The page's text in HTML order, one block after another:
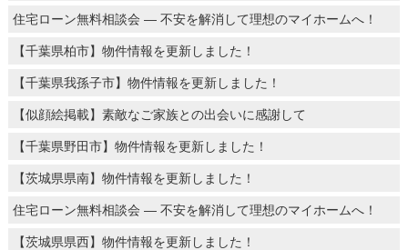
住宅ローン無料相談会 ― 不安を解消して理想のマイホームへ！
【千葉県柏市】物件情報を更新しました！
【千葉県我孫子市】物件情報を更新しました！
【似顔絵掲載】素敵なご家族との出会いに感謝して
【千葉県野田市】物件情報を更新しました！
【茨城県県南】物件情報を更新しました！
住宅ローン無料相談会 ― 不安を解消して理想のマイホームへ！
【茨城県県西】物件情報を更新しました！